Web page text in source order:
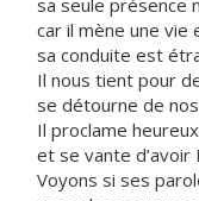
sa seule présence
car il mène une vie
sa conduite est
Il nous tient pour
se détourne de
Il proclame
et se vante d’avoir
Voyons si ses